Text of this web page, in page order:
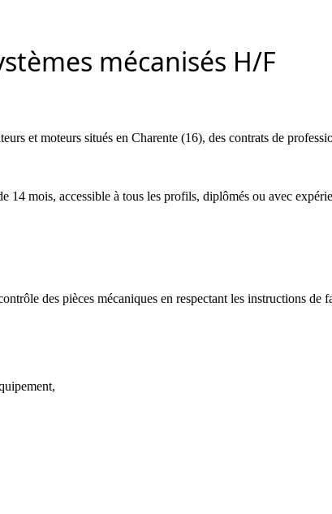
mécanisés H/F
et moteurs situés en Charente (16), des contrats de
14 mois, accessible à tous les profils, diplômés ou avec
des pièces mécaniques en respectant les instructions de